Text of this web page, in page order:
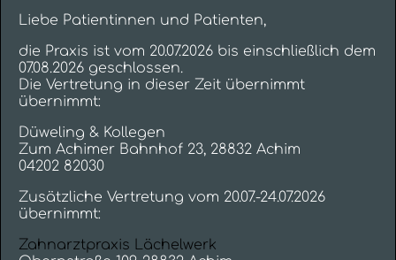
Kein Passfoto, kein Lebenslauf, keine Zeugnisse - einfach
Sympathie ergibt sich nicht durch eine perfekte
Bewerbung, sondern durch Sie als Person!
Liebe Patientinnen und Patienten,
die Praxis ist vom 20.07.2026 bis einschließlich dem
07.08.2026 geschlossen.
Die Vertretung in dieser Zeit übernimmt
übernimmt:
Düweling & Kollegen
Zum Achimer Bahnhof 23, 28832 Achim
04202 82030
Zusätzliche Vertretung vom 20.07.-24.07.2026
übernimmt:
Zahnarztpraxis Lächelwerk